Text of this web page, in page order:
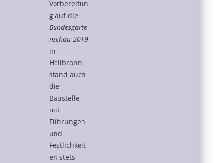
Vorbereitun
g auf die
Bundesgarte
nschau 2019
in
Heilbronn
stand auch
die
Baustelle
mit
Führungen
und
Festlichkeit
en stets